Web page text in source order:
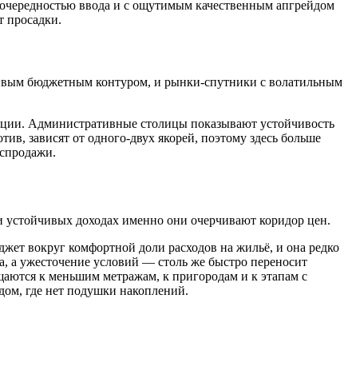
ввода и с ощутимым качественным апгрейдом
просадки.
бюджетным контуром, и рынки-спутники с волатильным
Административные столицы показывают устойчивость
зависят от одного-двух якорей, поэтому здесь больше
доходах именно они очерчивают коридор цен.
вокруг комфортной доли расходов на жильё, и она редко
а ужесточение условий — столь же быстро переносит
к меньшим метражам, к пригородам и к этапам с
где нет подушки накоплений.